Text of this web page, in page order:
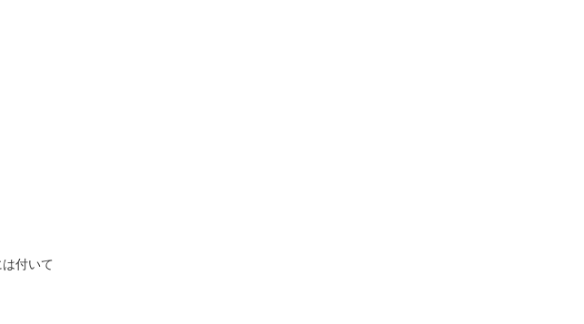
付いて